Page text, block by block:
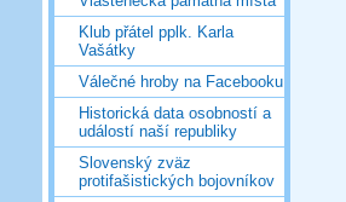
Klub přátel pplk. Karla
Vašátky
Válečné hroby na Facebooku
Historická data osobností a
událostí naší republiky
Slovenský zväz
protifašistických bojovníkov